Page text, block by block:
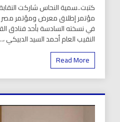
كتبت..سمية النحاس شاركت
مؤتمر إطلاق معرض ومؤتمر مصر
في نسخته السادسة بأحد فنادق
النقيب العام أحمد السيد الدبيكي
Read More